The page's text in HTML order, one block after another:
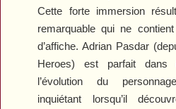
Cette forte immersion
remarquable qui ne
d’affiche. Adrian Pasdar
Heroes) est parfait dans
l’évolution du
inquiétant lorsqu’il